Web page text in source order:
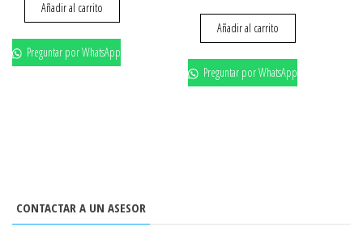
Añadir al carrito
Preguntar por WhatsApp
Añadir al carrito
Preguntar por WhatsApp
CONTACTAR A UN ASESOR